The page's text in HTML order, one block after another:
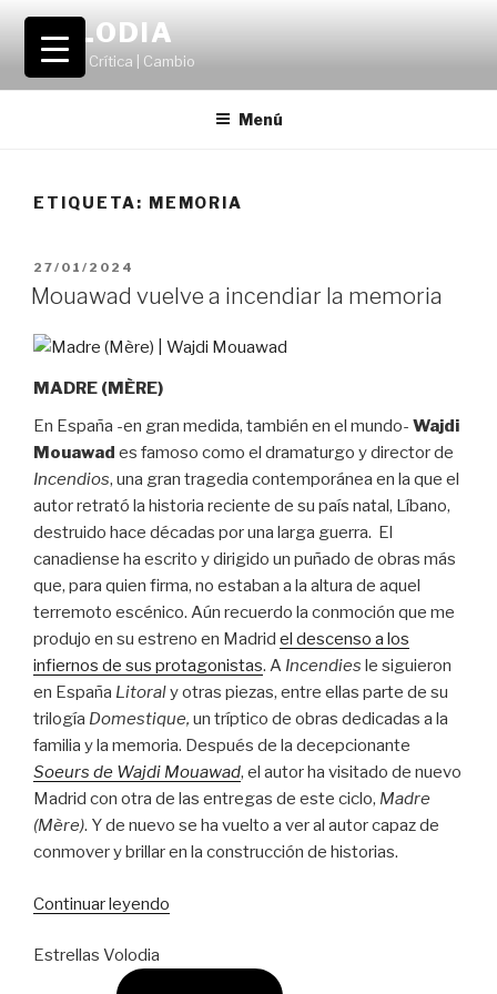
Saltar
contenido
VOLODIA
Teatro | Crítica | Cambio
Menú
ETIQUETA: MEMORIA
PUBLICADO
EL
27/01/2024
Mouawad vuelve a incendiar la memoria
MADRE (MÈRE)
En España -en gran medida, también en el mundo- Wajdi
Mouawad es famoso como el dramaturgo y director de
Incendios, una gran tragedia contemporánea en la que el
autor retrató la historia reciente de su país natal, Líbano,
destruido hace décadas por una larga guerra. El
canadiense ha escrito y dirigido un puñado de obras más
que, para quien firma, no estaban a la altura de aquel
terremoto escénico. Aún recuerdo la conmoción que me
produjo en su estreno en Madrid el descenso a los
infiernos de sus protagonistas. A Incendies le siguieron
en España Litoraly otras piezas, entre ellas parte de su
trilogía Domestique, un tríptico de obras dedicadas a la
familia y la memoria. Después de la decepcionante
Soeurs de Wajdi Mouawad, el autor ha visitado de nuevo
Madrid con otra de las entregas de este ciclo, Madre
(Mère). Y de nuevo se ha vuelto a ver al autor capaz de
conmover y brillar en la construcción de historias.
Continuar leyendo
Estrellas Volodia